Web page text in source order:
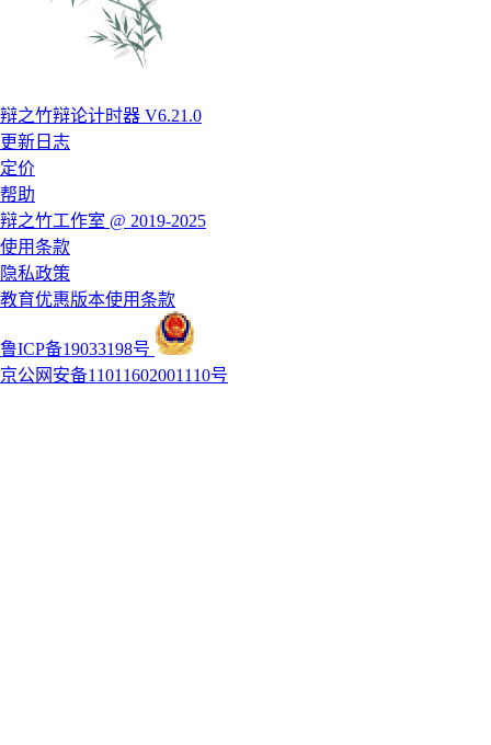
辩之竹辩论计时器 V6.21.0
更新日志
定价
帮助
辩之竹工作室 @ 2019-2025
使用条款
隐私政策
教育优惠版本使用条款
鲁ICP备19033198号
京公网安备11011602001110号